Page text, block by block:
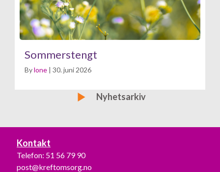
Sommerstengt
Bylone | 30. juni 2026
Bli medlemNyhetsarkiv
Kontakt
Telefon: 51 56 79 90
post@kreftomsorg.no